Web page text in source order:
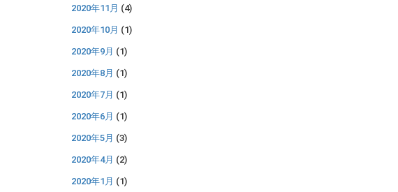
2020年11月 (4)
2020年10月 (1)
2020年9月 (1)
2020年8月 (1)
2020年7月 (1)
2020年6月 (1)
2020年5月 (3)
2020年4月 (2)
2020年1月 (1)